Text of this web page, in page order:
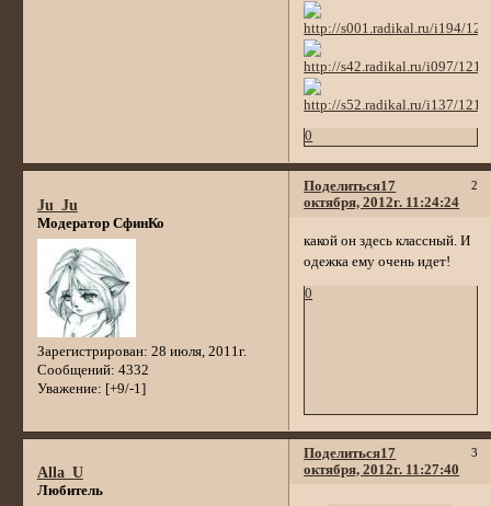
0
Поделиться 2
17
октября, 2012г. 11:24:24
Ju_Ju
Модератор СфинКо
Зарегистрирован: 28 июля, 2011г.
Сообщений: 4332
Уважение: [+9/-1]
какой он здесь классный. И
одежка ему очень идет!
0
Поделиться 3
17
октября, 2012г. 11:27:40
Alla_U
Любитель